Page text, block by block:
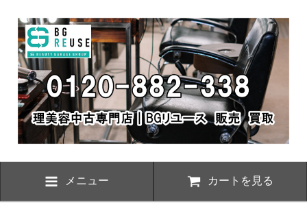
メニュー カートを見る